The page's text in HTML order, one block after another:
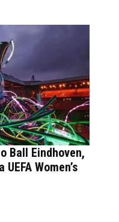
Ball Eindhoven,
Women’s